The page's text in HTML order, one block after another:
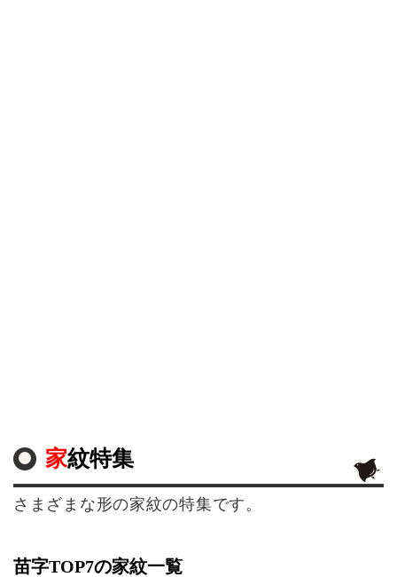
家紋特集
さまざまな形の家紋の特集です。
苗字TOP7の家紋一覧